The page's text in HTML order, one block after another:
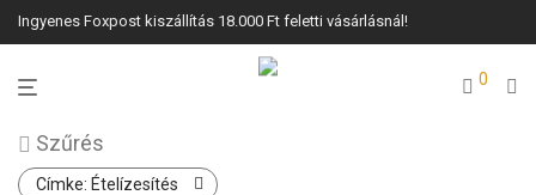
Ingyenes Foxpost kiszállítás 18.000 Ft feletti vásárlásnál!
0
Szűrés
Címke: Ételízesítés